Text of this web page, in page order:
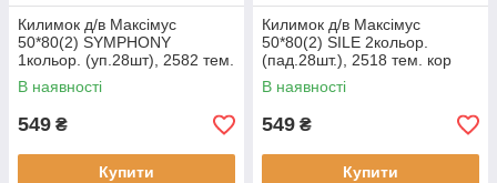
Килимок д/в Максімус
50*80(2) SYMPHONY
1кольор. (уп.28шт), 2582 тем.
синій
В наявності
549 ₴
Купити
Килимок д/в Максімус
50*80(2) SILE 2кольор.
(пад.28шт.), 2518 тем. кор
В наявності
549 ₴
Купити